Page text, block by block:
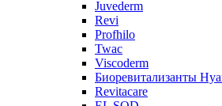
Juvederm
Revi
Profhilo
Twac
Viscoderm
Биоревитализанты
Revitacare